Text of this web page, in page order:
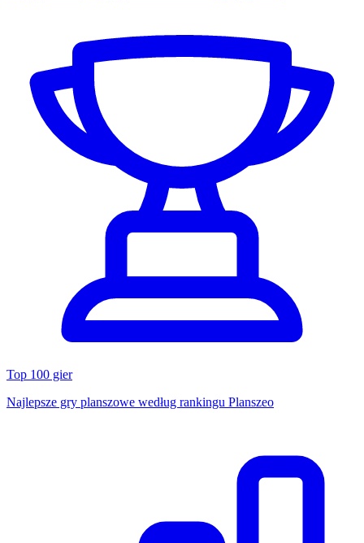
Top 100 gier
Najlepsze gry planszowe według rankingu Planszeo